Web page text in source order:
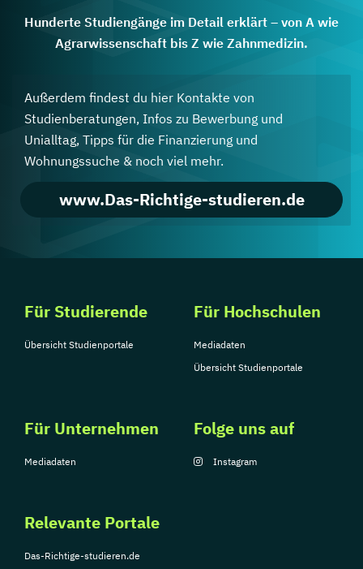
Hunderte Studiengänge im Detail erklärt – von A wie
Agrarwissenschaft bis Z wie Zahnmedizin.
Außerdem findest du hier Kontakte von
Studienberatungen, Infos zu Bewerbung und
Unialltag, Tipps für die Finanzierung und
Wohnungssuche & noch viel mehr.
www.Das-Richtige-studieren.de
Für Studierende
Übersicht Studienportale
Für Hochschulen
Mediadaten
Übersicht Studienportale
Für Unternehmen
Mediadaten
Relevante Portale
Das-Richtige-studieren.de
Folge uns auf
Instagram